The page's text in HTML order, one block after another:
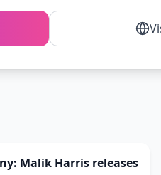
Malik Harris releases